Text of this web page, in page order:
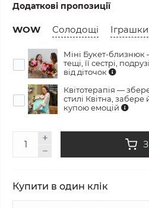
Додаткові пропозиції
WOW Солодощі Іграшки
Міні Букет-близнюк
тещі, її сестрі,
від діточок
Квітотерапія —
стилі Квітна, забере
купою емоцій
Купити в один клік